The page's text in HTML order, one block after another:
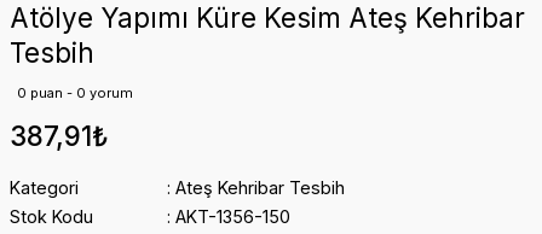
Atölye Yapımı Küre Kesim Ateş Kehribar
Tesbih
0 puan - 0 yorum
387,91₺
Kategori
Ateş Kehribar Tesbih
Stok Kodu
AKT-1356-150